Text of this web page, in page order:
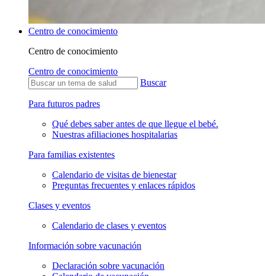
Centro de conocimiento
Centro de conocimiento
Centro de conocimiento
Buscar
Para futuros padres
Qué debes saber antes de que llegue el bebé.
Nuestras afiliaciones hospitalarias
Para familias existentes
Calendario de visitas de bienestar
Preguntas frecuentes y enlaces rápidos
Clases y eventos
Calendario de clases y eventos
Información sobre vacunación
Declaración sobre vacunación